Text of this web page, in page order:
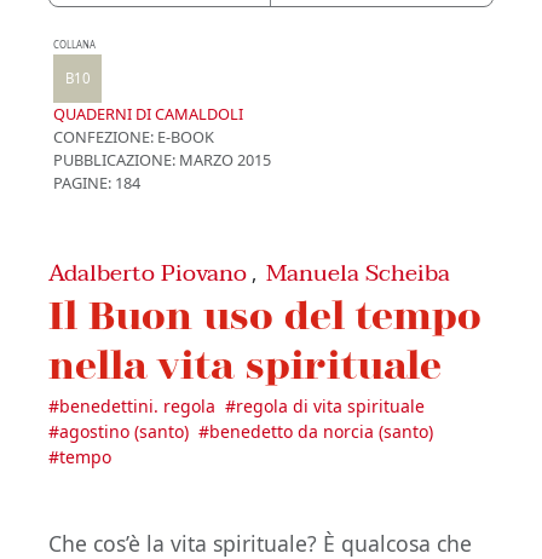
COLLANA
B10
QUADERNI DI CAMALDOLI
CONFEZIONE: E-BOOK
PUBBLICAZIONE: MARZO 2015
PAGINE: 184
Adalberto Piovano , Manuela Scheiba
Il Buon uso del tempo
nella vita spirituale
#benedettini. regola #regola di vita spirituale
#agostino (santo) #benedetto da norcia (santo)
#tempo
Che cos’è la vita spirituale? È qualcosa che